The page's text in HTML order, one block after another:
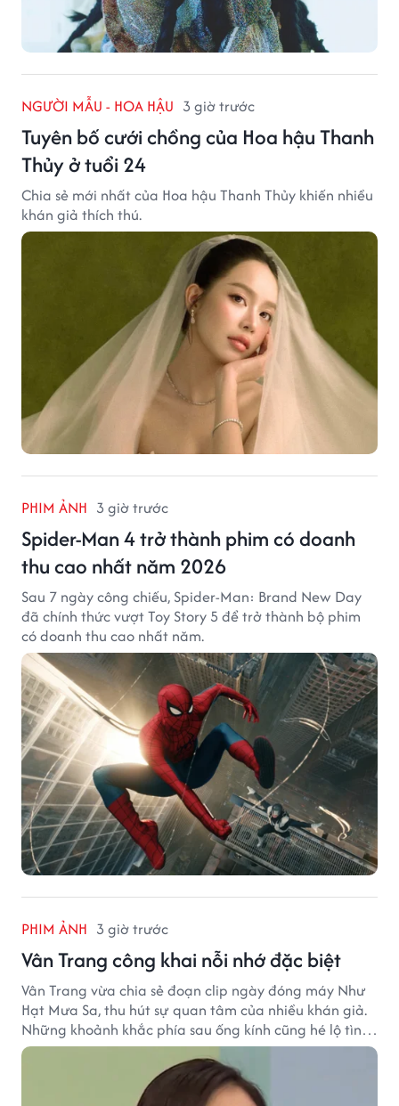
NGƯỜI MẪU - HOA HẬU 3 giờ trước
Tuyên bố cưới chồng của Hoa hậu Thanh
Thủy ở tuổi 24
Chia sẻ mới nhất của Hoa hậu Thanh Thủy khiến nhiều
khán giả thích thú.
PHIM ẢNH 3 giờ trước
Spider-Man 4 trở thành phim có doanh
thu cao nhất năm 2026
Sau 7 ngày công chiếu, Spider-Man: Brand New Day
đã chính thức vượt Toy Story 5 để trở thành bộ phim
có doanh thu cao nhất năm.
PHIM ẢNH 3 giờ trước
Vân Trang công khai nỗi nhớ đặc biệt
Vân Trang vừa chia sẻ đoạn clip ngày đóng máy Như
Hạt Mưa Sa, thu hút sự quan tâm của nhiều khán giả.
Những khoảnh khắc phía sau ống kính cũng hé lộ tình
cảm đặc biệt mà nữ diễn viên dành cho ê-kíp bộ phim.